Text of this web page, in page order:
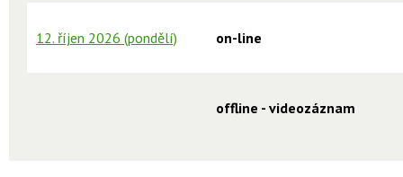
12. říjen 2026 (pondělí) on-line
offline - videozáznam